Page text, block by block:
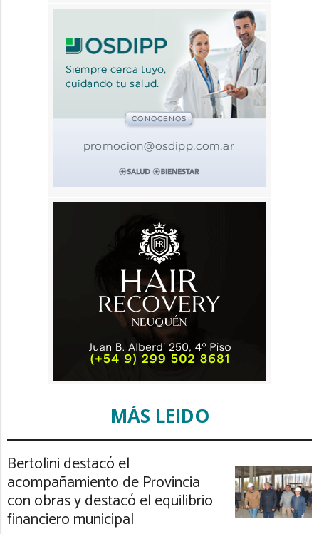
MÁS LEIDO
Bertolini destacó el
acompañamiento de Provincia
con obras y destacó el equilibrio
financiero municipal